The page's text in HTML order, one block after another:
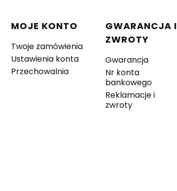
MOJE KONTO
Twoje zamówienia
Ustawienia konta
Przechowalnia
GWARANCJA I
ZWROTY
Gwarancja
Nr konta
bankowego
Reklamacje i
zwroty